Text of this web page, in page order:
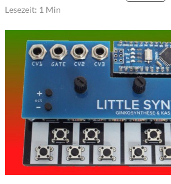
Lesezeit: 1 Min